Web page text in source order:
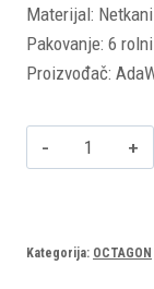
Materijal:
Pakovanje: 6
Proizvođač:
Octagon
1202-
količina
Kategorija: OCTAGON